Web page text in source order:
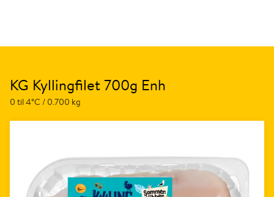
KG Kyllingfilet 700g Enh
0 til 4°C / 0.700 kg